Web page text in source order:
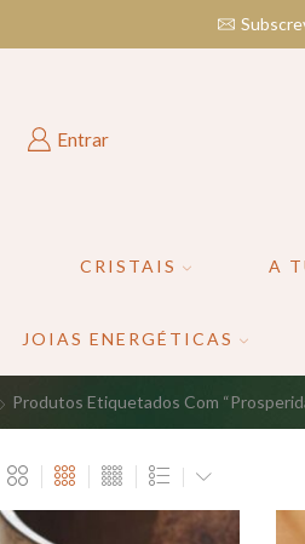
Entrar
CRISTAIS A
JOIAS ENERGÉTICAS
Produtos Etiquetados Com